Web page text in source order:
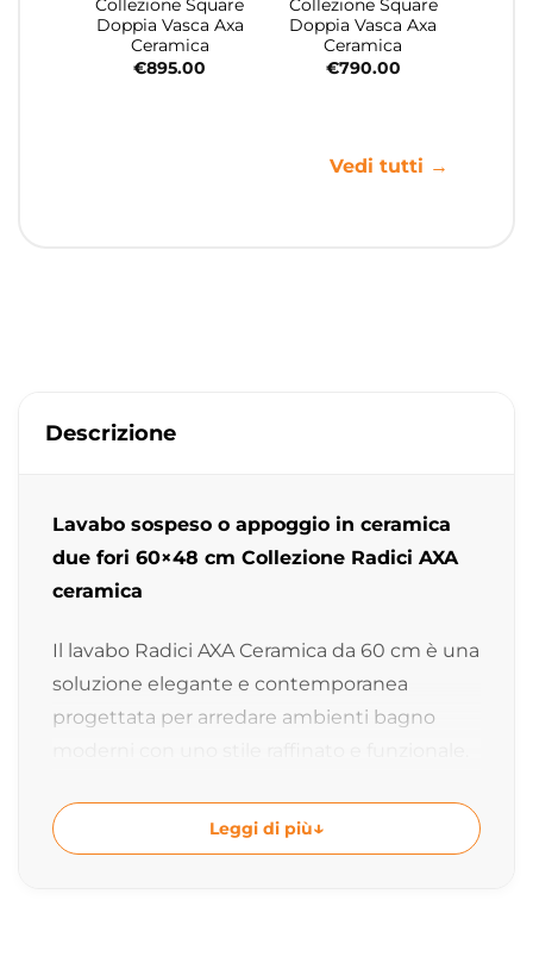
Collezione Square
Doppia Vasca Axa
Ceramica
€895.00
Collezione Square
Doppia Vasca Axa
Ceramica
€790.00
Vedi tutti →
Descrizione
Lavabo sospeso o appoggio in ceramica
due fori 60×48 cm Collezione Radici AXA
ceramica
Il lavabo Radici AXA Ceramica da 60 cm è una
soluzione elegante e contemporanea
progettata per arredare ambienti bagno
ceramica creando un lavabo pratico e
scenografico ideale per composizioni bagno
Leggi di più